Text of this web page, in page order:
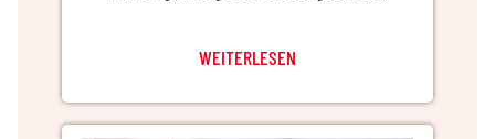
WEITERLESEN